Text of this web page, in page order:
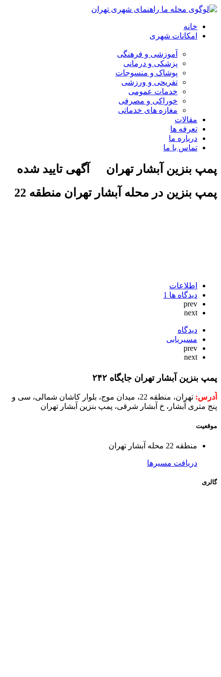
خانه
امکانات شهری
آموزشی و فرهنگی
پزشکی و درمانی
پوشاک و منسوجات
تفریحی و ورزشی
خدمات عمومی
خوراکی و مصرفی
مغازه های خدماتی
مقالات
تعرفه ها
درباره ما
تماس با ما
پمپ بنزین آبشار تهران
آگهی تایید شده
پمپ بنزین در محله آبشار تهران منطقه 22
اطلاعات
دیدگاه ها 1
prev
next
دیدگاه
مسیریابی
prev
next
پمپ بنزین آبشار تهران جایگاه ۲۴۲
آدرس:
تهران، منطقه 22، میدان موج، بلوار کاشان شمالی، سی و
پنج متری آبشار، خ آبشار شرقی، پمپ بنزین آبشار تهران
موقعیت
منطقه 22 محله آبشار تهران
دریافت مسیرها
گالری